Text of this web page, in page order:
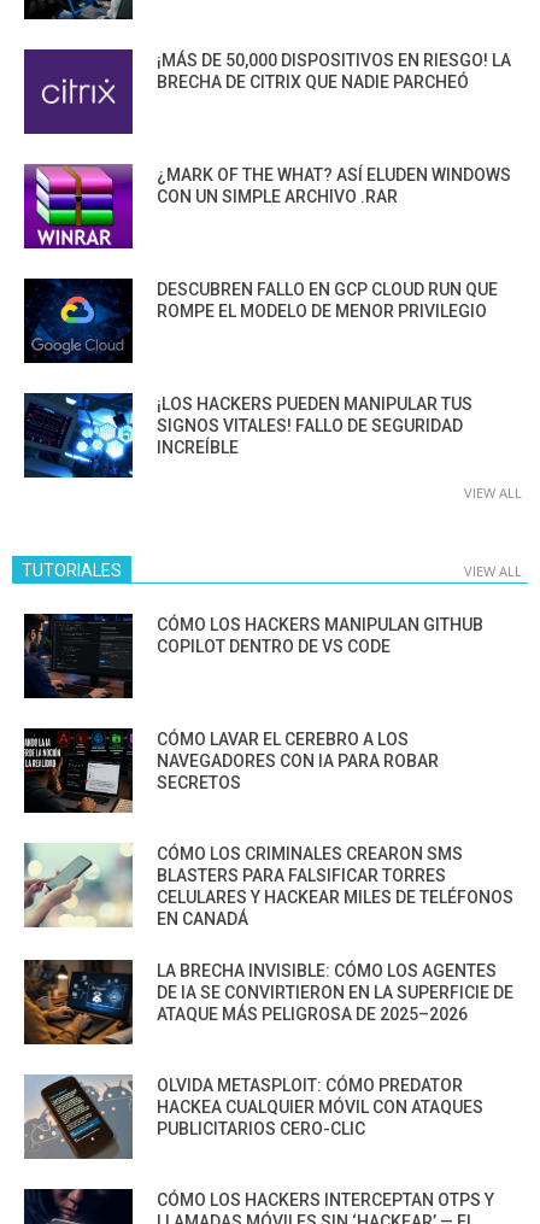
¡MÁS DE 50,000 DISPOSITIVOS EN RIESGO! LA
BRECHA DE CITRIX QUE NADIE PARCHEÓ
¿MARK OF THE WHAT? ASÍ ELUDEN WINDOWS
CON UN SIMPLE ARCHIVO .RAR
DESCUBREN FALLO EN GCP CLOUD RUN QUE
ROMPE EL MODELO DE MENOR PRIVILEGIO
¡LOS HACKERS PUEDEN MANIPULAR TUS
SIGNOS VITALES! FALLO DE SEGURIDAD
INCREÍBLE
VIEW ALL
TUTORIALES VIEW ALL
CÓMO LOS HACKERS MANIPULAN GITHUB
COPILOT DENTRO DE VS CODE
CÓMO LAVAR EL CEREBRO A LOS
NAVEGADORES CON IA PARA ROBAR
SECRETOS
CÓMO LOS CRIMINALES CREARON SMS
BLASTERS PARA FALSIFICAR TORRES
CELULARES Y HACKEAR MILES DE TELÉFONOS
EN CANADÁ
LA BRECHA INVISIBLE: CÓMO LOS AGENTES
DE IA SE CONVIRTIERON EN LA SUPERFICIE DE
ATAQUE MÁS PELIGROSA DE 2025–2026
OLVIDA METASPLOIT: CÓMO PREDATOR
HACKEA CUALQUIER MÓVIL CON ATAQUES
PUBLICITARIOS CERO-CLIC
CÓMO LOS HACKERS INTERCEPTAN OTPS Y